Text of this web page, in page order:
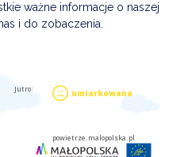
ważne informacje o naszej
i do zobaczenia.